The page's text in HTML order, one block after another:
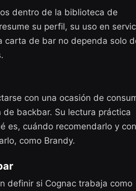
dentro de la biblioteca de
su perfil, su uso en
carta de bar no dependa solo
con una ocasión de
backbar. Su lectura práctica
es, cuándo recomendarlo y
como Brandy.
definir si Cognac trabaja como